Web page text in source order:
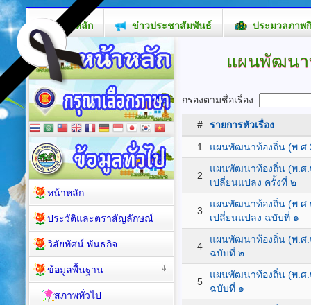
หน้าหลัก ข่าวประชาสัมพันธ์ ประมวลภาพ
แผนพัฒนา
กรองตามชื่อเรื่อง
#
รายการหัวเรื่อง
1
แผนพัฒนาท้องถิ่น (พ.ศ
2
แผนพัฒนาท้องถิ่น (พ.
เปลี่ยนแปลง ครั้งที่ ๒
3
แผนพัฒนาท้องถิ่น (พ.
เปลี่ยนแปลง ฉบับที่ ๑
4
แผนพัฒนาท้องถิ่น (พ.ศ
ฉบับที่ ๒
5
แผนพัฒนาท้องถิ่น (พ.ศ
ฉบับที่ ๑
หน้าหลัก
ประวัติและตราสัญลักษณ์
วิสัยทัศน์ พันธกิจ
ข้อมูลพื้นฐาน
สภาพทั่วไป